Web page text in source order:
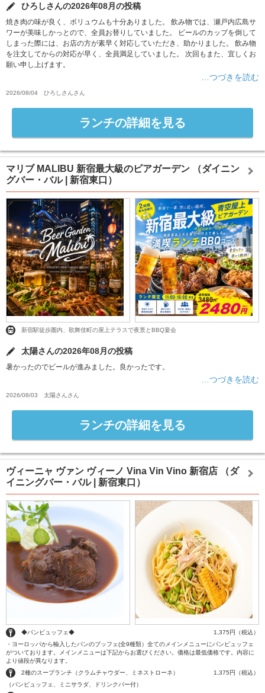
ひろしさんの2026年08月の投稿
焼き肉の味が良く、ボリュウムも十分ありました。 飲み物では、瀬戸内広島サ
ワーが美味しかっとので、全員お替りしていました。 ビールのカップを倒して
しまった際には、お店の方が素早く対応していただき、助かりました。 飲み物
を注文してからの対応が早く、全員満足していました。 次回もまた、宜しくお
願い申し上げます。
…つづきを読む
2026/08/04 ひろしさん さん
ランチの詳細を見る
マリブ MALIBU 新宿最大級のビアガーデン
（ダイニン
グバー・バル | 新宿東口）
新宿駅徒歩圏内、歌舞伎町の屋上テラスで夜景とBBQ宴会
太陽さんの2026年08月の投稿
暑かったのでビールが進みました。良かったです。
…つづきを読む
2026/08/03 太陽さん さん
ランチの詳細を見る
ヴィーニャ ヴァン ヴィーノ Vina Vin Vino 新宿店
（ダ
イニングバー・バル | 新宿東口）
◆パンビュッフェ◆
1,375円（税込）
・ヨーロッパから輸入したパンのブッフェ(全9種類）全てのメインメニューにパンビュッフェ
がついております。メインメニューは下記からお選びください。価格は最低価格です。内容に
より値段が異なります。
2種のスープランチ（クラムチャウダー、ミネストローネ）
1,375円（税込）
（パンビュッフェ、ミニサラダ、ドリンクバー付）